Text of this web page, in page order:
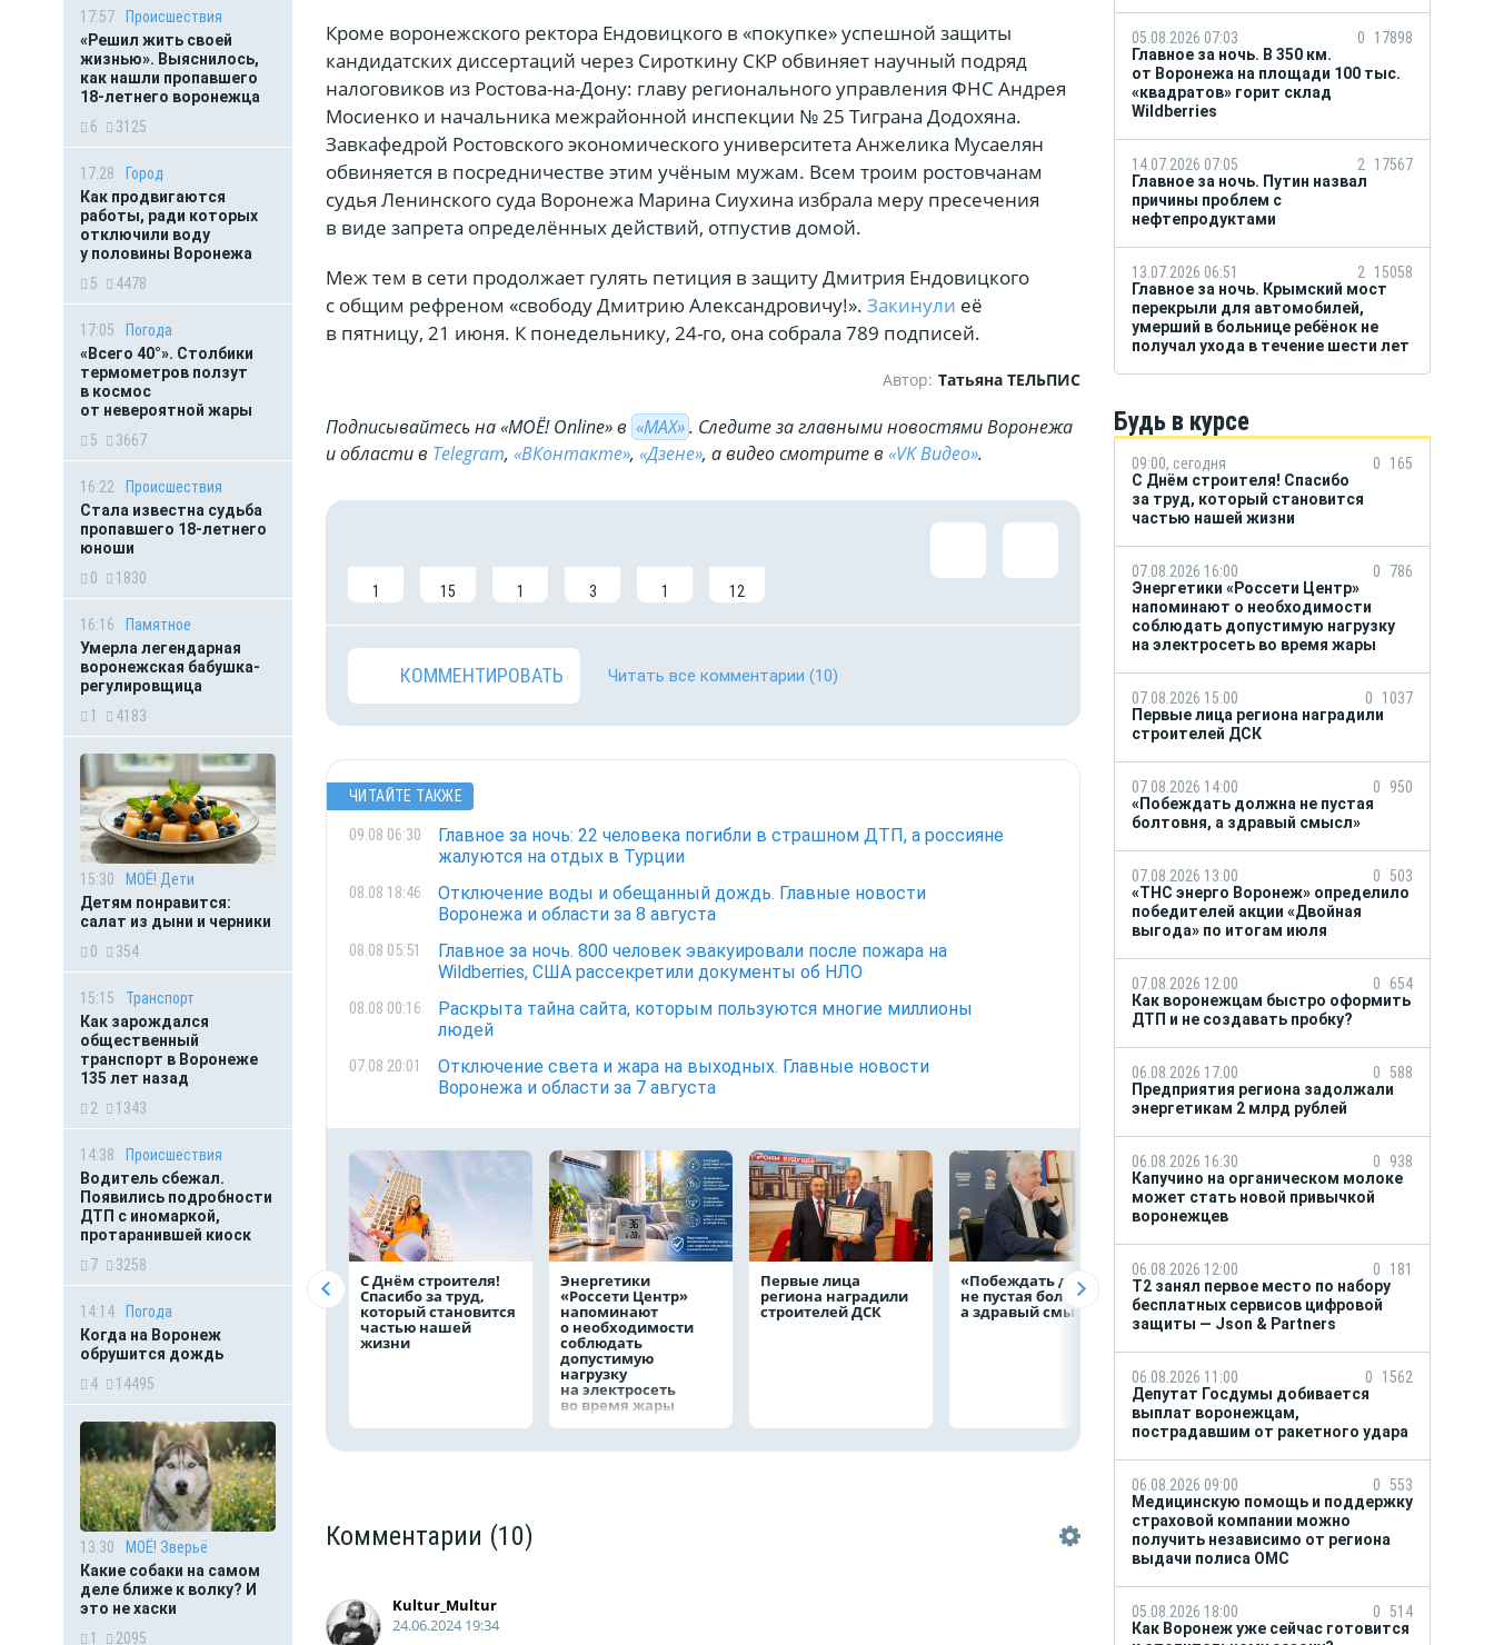
17:57
Происшествия
«Решил жить своей
жизнью». Выяснилось,
как нашли пропавшего
18-летнего воронежца
6
3125
17:28
Город
Как продвигаются
работы, ради которых
отключили воду
у половины Воронежа
5
4478
17:05
Погода
«Всего 40°». Столбики
термометров ползут
в космос
от невероятной жары
5
3667
16:22
Происшествия
Стала известна судьба
пропавшего 18-летнего
юноши
0
1830
16:16
Памятное
Умерла легендарная
воронежская бабушка-
регулировщица
1
4183
15:30
МОЁ! Дети
Детям понравится:
салат из дыни и черники
0
354
15:15
Транспорт
Как зарождался
общественный
транспорт в Воронеже
135 лет назад
2
1343
14:38
Происшествия
Водитель сбежал.
Появились подробности
ДТП с иномаркой,
протаранившей киоск
7
3258
14:14
Погода
Когда на Воронеж
обрушится дождь
4
14495
13:30
МОЁ! Зверьё
Какие собаки на самом
деле ближе к волку? И
это не хаски
1
2095
Кроме воронежского ректора Ендовицкого в «покупке» успешной защиты
кандидатских диссертаций через Сироткину СКР обвиняет научный подряд
налоговиков из Ростова-на-Дону: главу регионального управления ФНС Андрея
Мосиенко и начальника межрайонной инспекции № 25 Тиграна Додохяна.
Завкафедрой Ростовского экономического университета Анжелика Мусаелян
обвиняется в посредничестве этим учёным мужам. Всем троим ростовчанам
судья Ленинского суда Воронежа Марина Сиухина избрала меру пресечения
в виде запрета определённых действий, отпустив домой.
Меж тем в сети продолжает гулять петиция в защиту Дмитрия Ендовицкого
с общим рефреном «свободу Дмитрию Александровичу!». Закинули её
в пятницу, 21 июня. К понедельнику, 24-го, она собрала 789 подписей.
Автор: Татьяна ТЕЛЬПИС
Подписывайтесь на «МОЁ! Online» в «МАХ». Cледите за главными новостями Воронежа
и области в Telegram, «ВКонтакте», «Дзене», а видео смотрите в «VK Видео».
1 15 1 3 1 12
КОММЕНТИРОВАТЬ Читать все комментарии (10)
ЧИТАЙТЕ ТАКЖЕ
09.08 06:30
Главное за ночь: 22 человека погибли в страшном ДТП, а россияне
жалуются на отдых в Турции
08.08 18:46
Отключение воды и обещанный дождь. Главные новости
Воронежа и области за 8 августа
08.08 05:51
Главное за ночь. 800 человек эвакуировали после пожара на
Wildberries, США рассекретили документы об НЛО
08.08 00:16
Раскрыта тайна сайта, которым пользуются многие миллионы
людей
07.08 20:01
Отключение света и жара на выходных. Главные новости
Воронежа и области за 7 августа
С Днём строителя!
Спасибо за труд,
который становится
частью нашей
жизни
Энергетики
«Россети Центр»
напоминают
о необходимости
соблюдать
допустимую
нагрузку
на электросеть
во время жары
Первые лица
региона наградили
строителей ДСК
«Побеждать должна
не пустая болтовня,
а здравый смысл»
«ТНС энерго
Воронеж»
определило
победителей акции
по итогам июля
Как воронежцам
быстро
ДТП и не
Комментарии (10)
Kultur_Multur
24.06.2024 19:34
05.08.2026 07:03 0
17898
Главное за ночь. В 350 км.
от Воронежа на площади 100 тыс.
«квадратов» горит склад
Wildberries
14.07.2026 07:05 2
17567
Главное за ночь. Путин назвал
причины проблем с
нефтепродуктами
13.07.2026 06:51 2
15058
Главное за ночь. Крымский мост
перекрыли для автомобилей,
умерший в больнице ребёнок не
получал ухода в течение шести лет
Будь в курсе
09:00, сегодня 0
165
С Днём строителя! Спасибо
за труд, который становится
частью нашей жизни
07.08.2026 16:00 0
786
Энергетики «Россети Центр»
напоминают о необходимости
соблюдать допустимую нагрузку
на электросеть во время жары
07.08.2026 15:00 0
1037
Первые лица региона наградили
строителей ДСК
07.08.2026 14:00 0
950
«Побеждать должна не пустая
болтовня, а здравый смысл»
07.08.2026 13:00 0 503
«ТНС энерго Воронеж» определило
победителей акции «Двойная
выгода» по итогам июля
07.08.2026 12:00 0
654
Как воронежцам быстро оформить
ДТП и не создавать пробку?
06.08.2026 17:00 0 588
Предприятия региона задолжали
энергетикам 2 млрд рублей
06.08.2026 16:30 0
938
Капучино на органическом молоке
может стать новой привычкой
воронежцев
06.08.2026 12:00 0
181
Т2 занял первое место по набору
бесплатных сервисов цифровой
защиты — Json & Partners
06.08.2026 11:00 0
1562
Депутат Госдумы добивается
выплат воронежцам,
пострадавшим от ракетного удара
06.08.2026 09:00 0 553
Медицинскую помощь и поддержку
страховой компании можно
получить независимо от региона
выдачи полиса ОМС
05.08.2026 18:00 0 514
Как Воронеж уже сейчас готовится